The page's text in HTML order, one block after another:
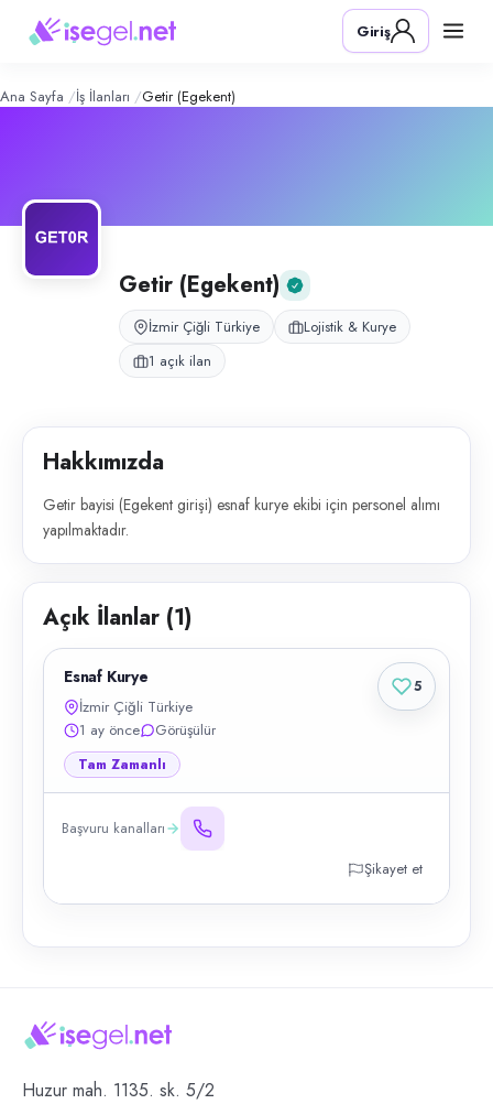
(Egekent) – Şirket Profili
Konum:
Getir bayisi (Egekent girişi) esnaf kurye ekibi için personel alımı
Giriş
Ana Sayfa İş İlanları Getir (Egekent)
Getir (Egekent)
İzmir Çiğli Türkiye
Lojistik & Kurye
1 açık ilan
Hakkımızda
Getir bayisi (Egekent girişi) esnaf kurye ekibi için personel alımı
yapılmaktadır.
Açık İlanlar (1)
Esnaf Kurye
İzmir Çiğli Türkiye
1 ay önce
Görüşülür
Tam Zamanlı
Başvuru kanalları
Şikayet et
5
Huzur mah. 1135. sk. 5/2